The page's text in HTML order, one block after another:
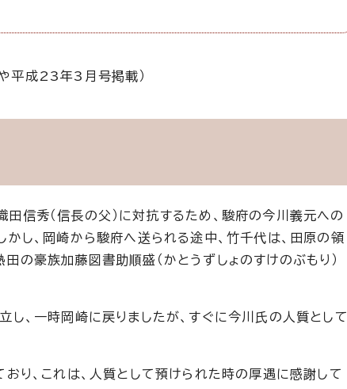
平成23年3月号掲載）
信秀（信長の父）に対抗するため、駿府の今川義元への
し、岡崎から駿府へ送られる途中、竹千代は、田原の領
の豪族加藤図書助順盛（かとうずしょのすけのぶもり）
、一時岡崎に戻りましたが、すぐに今川氏の人質として
、これは、人質として預けられた時の厚遇に感謝して